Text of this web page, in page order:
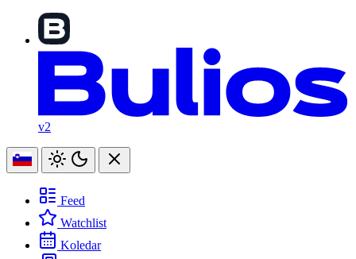
v2
Feed
Watchlist
Koledar